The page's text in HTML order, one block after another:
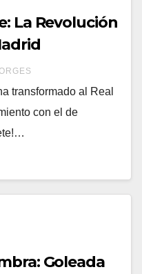
La Revolución
transformado al Real
con el de
Goleada